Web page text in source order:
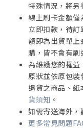
特殊情況，將
線上刷卡金額僅
立即扣款，待
額即為出貨單
購，皆不會有刷
為維護您的權益
原狀並依原包
退貨之商品、
貨須知 。
如需寄送海外，
更多常見問題